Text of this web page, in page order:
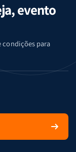
evento
condições para